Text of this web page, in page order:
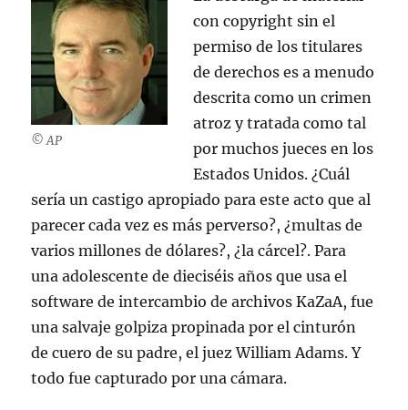
© AP
con copyright sin el
permiso de los titulares
de derechos es a menudo
descrita como un crimen
atroz y tratada como tal
por muchos jueces en los
Estados Unidos. ¿Cuál
sería un castigo apropiado para este acto que al
parecer cada vez es más perverso?, ¿multas de
varios millones de dólares?, ¿la cárcel?. Para
una adolescente de dieciséis años que usa el
software de intercambio de archivos KaZaA, fue
una salvaje golpiza propinada por el cinturón
de cuero de su padre, el juez William Adams. Y
todo fue capturado por una cámara.